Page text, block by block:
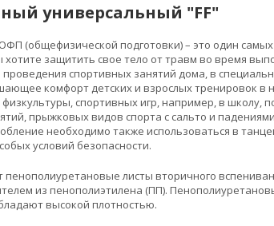
универсальный "FF"
(общефизической подготовки) – это один
хотите защитить свое тело от травм во время
проведения спортивных занятий дома, в
комфорт детских и взрослых тренировок в
спортивных игр, например, в школу,
прыжковых видов спорта с сальто и
необходимо также использоваться в
условий безопасности.
пенополиуретановые листы вторичного
из пенополиэтилена (ПП).
высокой плотностью.